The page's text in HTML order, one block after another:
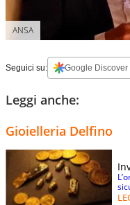
ANSA
Seguici su: Google Discover
Leggi anche:
Gioielleria Delfino